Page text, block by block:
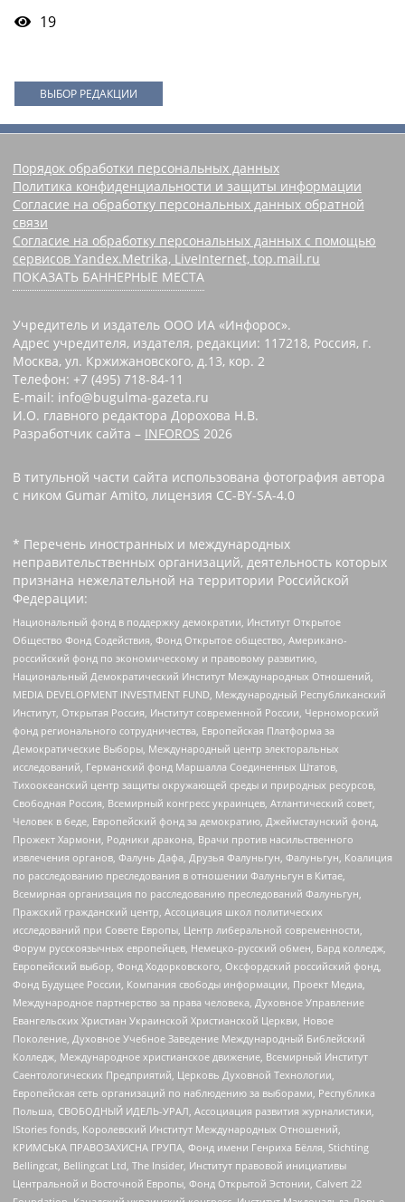
19
ВЫБОР РЕДАКЦИИ
Порядок обработки персональных данных
Политика конфиденциальности и защиты информации
Согласие на обработку персональных данных обратной
связи
Согласие на обработку персональных данных с помощью
сервисов Yandex.Metrika, LiveInternet, top.mail.ru
ПОКАЗАТЬ БАННЕРНЫЕ МЕСТА
Учредитель и издатель ООО ИА «Инфорос».
Адрес учредителя, издателя, редакции: 117218, Россия, г.
Москва, ул. Кржижановского, д.13, кор. 2
Телефон: +7 (495) 718-84-11
E-mail: info@bugulma-gazeta.ru
И.О. главного редактора Дорохова Н.В.
Разработчик сайта – INFOROS 2026
В титульной части сайта использована фотография автора
с ником Gumar Amito, лицензия CC-BY-SA-4.0
* Перечень иностранных и международных
неправительственных организаций, деятельность которых
признана нежелательной на территории Российской
Федерации:
Национальный фонд в поддержку демократии, Институт Открытое
Общество Фонд Содействия, Фонд Открытое общество, Американо-
российский фонд по экономическому и правовому развитию,
Национальный Демократический Институт Международных Отношений,
MEDIA DEVELOPMENT INVESTMENT FUND, Международный Республиканский
Институт, Открытая Россия, Институт современной России, Черноморский
фонд регионального сотрудничества, Европейская Платформа за
Демократические Выборы, Международный центр электоральных
исследований, Германский фонд Маршалла Соединенных Штатов,
Тихоокеанский центр защиты окружающей среды и природных ресурсов,
Свободная Россия, Всемирный конгресс украинцев, Атлантический совет,
Человек в беде, Европейский фонд за демократию, Джеймстаунский фонд,
Прожект Хармони, Родники дракона, Врачи против насильственного
извлечения органов, Фалунь Дафа, Друзья Фалуньгун, Фалуньгун, Коалиция
по расследованию преследования в отношении Фалуньгун в Китае,
Всемирная организация по расследованию преследований Фалуньгун,
Пражский гражданский центр, Ассоциация школ политических
исследований при Совете Европы, Центр либеральной современности,
Форум русскоязычных европейцев, Немецко-русский обмен, Бард колледж,
Европейский выбор, Фонд Ходорковского, Оксфордский российский фонд,
Фонд Будущее России, Компания свободы информации, Проект Медиа,
Международное партнерство за права человека, Духовное Управление
Евангельских Христиан Украинской Христианской Церкви, Новое
Поколение, Духовное Учебное Заведение Международный Библейский
Колледж, Международное христианское движение, Всемирный Институт
Саентологических Предприятий, Церковь Духовной Технологии,
Европейская сеть организаций по наблюдению за выборами, Республика
Польша, СВОБОДНЫЙ ИДЕЛЬ-УРАЛ, Ассоциация развития журналистики,
IStories fonds, Королевский Институт Международных Отношений,
КРИМСЬКА ПРАВОЗАХИСНА ГРУПА, Фонд имени Генриха Бёлля, Stichting
Bellingcat, Bellingcat Ltd, The Insider, Институт правовой инициативы
Центральной и Восточной Европы, Фонд Открытой Эстонии, Calvert 22